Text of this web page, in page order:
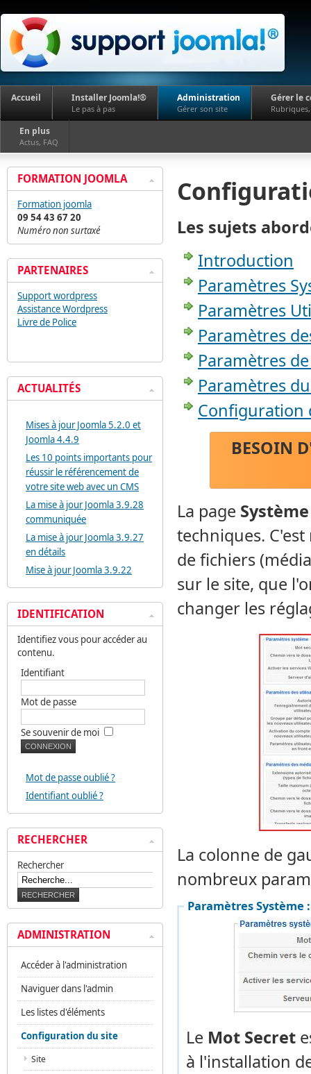
Accueil Installer Joomla!®
Le pas à pas
Administration
Gérer son site
Gérer le
En plus
Actus, FAQ
Les sujets
Introduction
Paramètres
Paramètres
Paramètres
Paramètres
Paramètres
Configuration
BESOIN
La page Système
techniques.
de fichiers
sur le site, que
changer les
La colonne de
nombreux
Paramètres Système :
Le Mot Secret
à l'installation
FORMATION JOOMLA
Formation joomla
09 54 43 67 20
Numéro non surtaxé
PARTENAIRES
Support wordpress
Assistance Wordpress
Livre de Police
ACTUALITÉS
Mises à jour Joomla 5.2.0 et
Joomla 4.4.9
Les 10 points importants pour
réussir le référencement de
votre site web avec un CMS
La mise à jour Joomla 3.9.28
communiquée
La mise à jour Joomla 3.9.27
en détails
Mise à jour Joomla 3.9.22
IDENTIFICATION
Identifiez vous pour accéder au
contenu.
Identifiant
Mot de passe
Se souvenir de moi
Mot de passe oublié ?
Identifiant oublié ?
RECHERCHER
Rechercher
ADMINISTRATION
Accéder à l'administration
Naviguer dans l'admin
Les listes d'éléments
Configuration du site
Site